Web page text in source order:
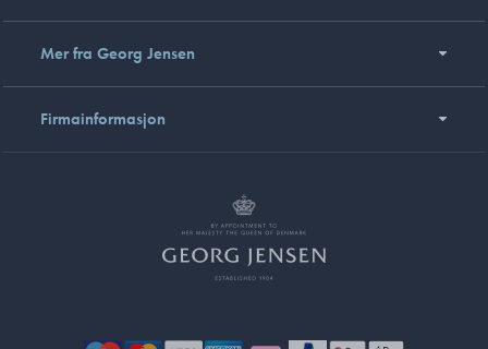
Mer fra Georg Jensen
Firmainformasjon